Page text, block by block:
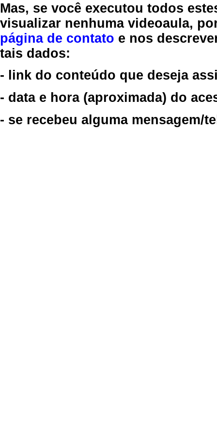
Mas, se você executou todos
visualizar nenhuma videoaula,
página de contato e nos
tais dados:
- link do conteúdo que deseja
- data e hora (aproximada) do
- se recebeu alguma mensagem/